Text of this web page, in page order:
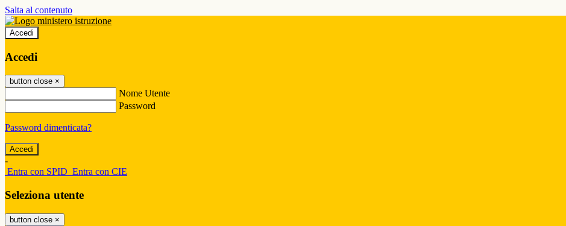
Salta al contenuto
Accedi
Accedi
button close ×
Nome Utente
Password
Password dimenticata?
-
Entra con SPID Entra con CIE
Seleziona utente
button close ×